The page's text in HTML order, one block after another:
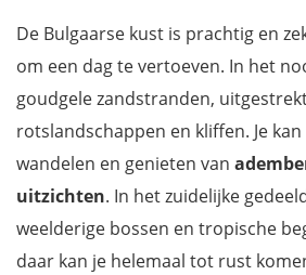
De Bulgaarse kust is prachtig en
om een dag te vertoeven. In het
goudgele zandstranden,
rotslandschappen en kliffen. Je
wandelen en genieten van
uitzichten. In het zuidelijke
weelderige bossen en tropische
daar kan je helemaal tot rust